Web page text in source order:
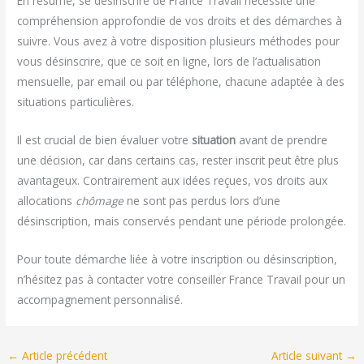
compréhension approfondie de vos droits et des démarches à
suivre. Vous avez à votre disposition plusieurs méthodes pour
vous désinscrire, que ce soit en ligne, lors de l’actualisation
mensuelle, par email ou par téléphone, chacune adaptée à des
situations particulières.
Il est crucial de bien évaluer votre situation avant de prendre
une décision, car dans certains cas, rester inscrit peut être plus
avantageux. Contrairement aux idées reçues, vos droits aux
allocations chômage ne sont pas perdus lors d’une
désinscription, mais conservés pendant une période prolongée.
Pour toute démarche liée à votre inscription ou désinscription,
n’hésitez pas à contacter votre conseiller France Travail pour un
accompagnement personnalisé.
← Article précédent Article suivant →